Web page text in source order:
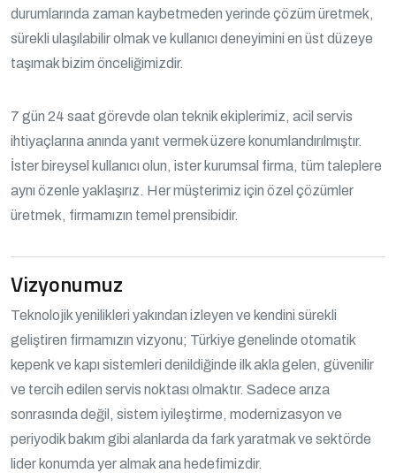
durumlarında zaman kaybetmeden yerinde çözüm üretmek,
sürekli ulaşılabilir olmak ve kullanıcı deneyimini en üst düzeye
taşımak bizim önceliğimizdir.
7 gün 24 saat görevde olan teknik ekiplerimiz, acil servis
ihtiyaçlarına anında yanıt vermek üzere konumlandırılmıştır.
İster bireysel kullanıcı olun, ister kurumsal firma, tüm taleplere
aynı özenle yaklaşırız. Her müşterimiz için özel çözümler
üretmek, firmamızın temel prensibidir.
Vizyonumuz
Teknolojik yenilikleri yakından izleyen ve kendini sürekli
geliştiren firmamızın vizyonu; Türkiye genelinde otomatik
kepenk ve kapı sistemleri denildiğinde ilk akla gelen, güvenilir
ve tercih edilen servis noktası olmaktır. Sadece arıza
sonrasında değil, sistem iyileştirme, modernizasyon ve
periyodik bakım gibi alanlarda da fark yaratmak ve sektörde
lider konumda yer almak ana hedefimizdir.